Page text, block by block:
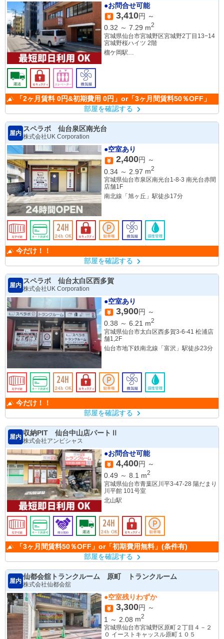
●お問合せ可能
3,410円 ～
0.32 ～ 7.29 m2
宮城県仙台市宮城野区宮城野2丁目13−14
宮城野桜ハイツ 2階
榴ケ岡駅
「2ヶ月賃料 0円&初期費用 0円」or「3ヶ月間賃料50％OFF」
部屋を確認する
屋内
スペラボ 仙台泉区南光台
株式会社UK Corporation
●空室あり
2,400円 ～
0.34 ～ 2.97 m2
宮城県仙台市泉区南光台1-8-3 南光台赤間
店舗1F
南北線「旭ヶ丘」駅徒歩17分
今だけ！！
部屋を確認する
屋内
スペラボ 仙台太白区西多賀
株式会社UK Corporation
●空室あり
3,900円 ～
0.38 ～ 6.21 m2
宮城県仙台市太白区西多賀3-6-41 松浦店
舗1,2F
仙台市地下鉄南北線「富沢」駅徒歩23分
今だけ！！
部屋を確認する
屋内
収納PIT 仙台中山店パートⅡ
株式会社アンビシャス
●お問合せ可能
4,400円 ～
0.49 ～ 8.1 m2
宮城県仙台市青葉区川平3-47-28 陽だまり
川平館 101号室
北山駅
「3ヶ月間賃料50％OFF」or「初期費用無料」(条件有)
部屋を確認する
屋内
仙都会舘トランクルーム 原町 トランクルーム
株式会社仙都会舘
●空室残りわずか
3,300円 ～
1
～ 2.08 m2
宮城県仙台市宮城野区原町２丁目４－２
０ イーストキャッスル原町１０５